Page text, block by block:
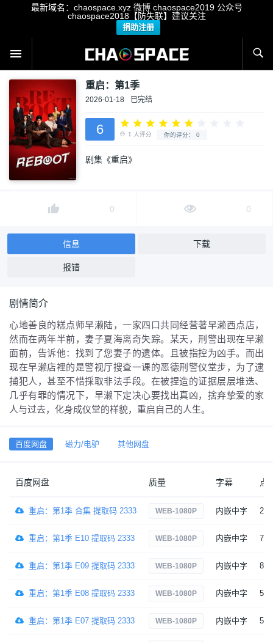
最新域名：chaospace.xyz 微博 chaospace2019 公众号
chaospace2018【防失联】建议关注
捐助注册
重启：第1季
2026-01-18 已完结
6
剧集《重启》
0 0
信息 下载
报错
剧情简介
心地善良的糕点师早濑陆，一家四口共同经营著早濑西点店，
然而在两年半前，妻子夏海离奇失踪。某天，刑警出现在早濑
面前，告诉他：找到了您妻子的遗体。且被指控为凶手。而出
现在早濑店裡的是警视厅搜查一课的恶德刑警仪堂步，为了逮
捕犯人，甚至不惜採取非法手段。在被捏造的证据层层堆迭、
几乎有罪的情况下，早濑下定决心要找出真凶，捨弃挚爱的家
人与过去，化身成仪堂的样貌，重启自己的人生。
百度网盘 磁力/电驴 其他网盘
百度网盘 质量 字幕 点
重启：第1季 合集 提取码 2333 WEB-1080P 内嵌中字 26
重启：第1季 E10 提取码 2333 WEB-1080P 内嵌中字 7
重启：第1季 E09 提取码 2333 WEB-1080P 内嵌中字 8
重启：第1季 E08 提取码 2333 WEB-1080P 内嵌中字 5
重启：第1季 E07 提取码 2333 WEB-1080P 内嵌中字 5